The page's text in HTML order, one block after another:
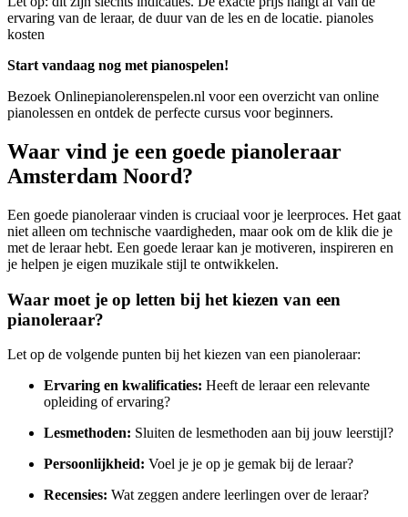
ervaring van de leraar, de duur van de les en de locatie. pianoles
kosten
Start vandaag nog met pianospelen!
Bezoek Onlinepianolerenspelen.nl voor een overzicht van online
pianolessen en ontdek de perfecte cursus voor beginners.
Waar vind je een goede pianoleraar
Amsterdam Noord?
Een goede pianoleraar vinden is cruciaal voor je leerproces. Het gaat
niet alleen om technische vaardigheden, maar ook om de klik die je
met de leraar hebt. Een goede leraar kan je motiveren, inspireren en
je helpen je eigen muzikale stijl te ontwikkelen.
Waar moet je op letten bij het kiezen van een
pianoleraar?
Let op de volgende punten bij het kiezen van een pianoleraar:
Ervaring en kwalificaties: Heeft de leraar een relevante
opleiding of ervaring?
Lesmethoden: Sluiten de lesmethoden aan bij jouw leerstijl?
Persoonlijkheid: Voel je je op je gemak bij de leraar?
Recensies: Wat zeggen andere leerlingen over de leraar?